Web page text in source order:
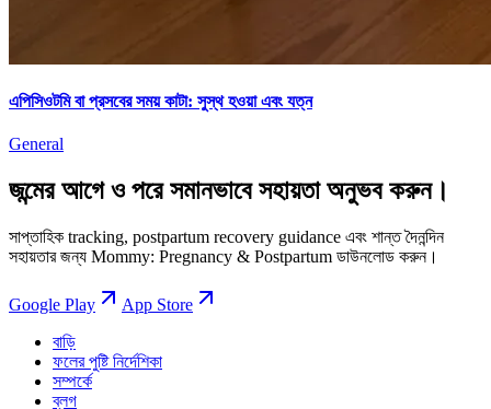
এপিসিওটমি বা প্রসবের সময় কাটা: সুস্থ হওয়া এবং যত্ন
General
জন্মের আগে ও পরে সমানভাবে সহায়তা অনুভব করুন।
সাপ্তাহিক tracking, postpartum recovery guidance এবং শান্ত দৈনন্দিন
সহায়তার জন্য Mommy: Pregnancy & Postpartum ডাউনলোড করুন।
Google Play
App Store
বাড়ি
ফলের পুষ্টি নির্দেশিকা
সম্পর্কে
ব্লগ